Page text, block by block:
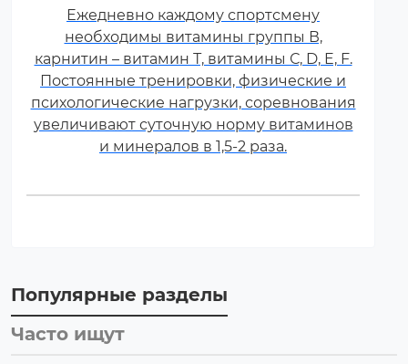
Ежедневно каждому спортсмену
необходимы витамины группы В,
карнитин – витамин Т, витамины С, D, E, F.
Постоянные тренировки, физические и
психологические нагрузки, соревнования
увеличивают суточную норму витаминов
и минералов в 1,5-2 раза.
Популярные разделы
Часто ищут